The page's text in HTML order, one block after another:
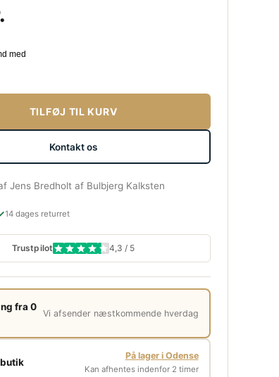
TILFØJ TIL KURV
Kontakt os
Jens Bredholt af Bulbjerg Kalksten
14 dages returret
Trustpilot 4,3 / 5
fra 0
Vi afsender næstkommende hverdag
På lager i Odense
Kan afhentes indenfor 2 timer